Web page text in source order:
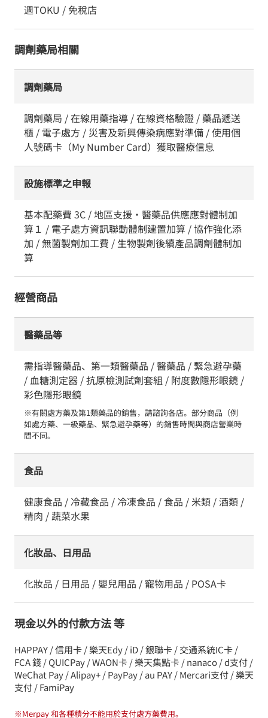
週TOKU / 免稅店
調劑藥局相關
調劑藥局
調劑藥局 / 在線用藥指導 / 在線資格驗證 / 藥品遞送
櫃 / 電子處方 / 災害及新興傳染病應對準備 / 使用個
人號碼卡（My Number Card）獲取醫療信息
設施標準之申報
基本配藥費 3C / 地區支援・醫藥品供應應對體制加
算１ / 電子處方資訊聯動體制建置加算 / 協作強化添
加 / 無菌製劑加工費 / 生物製劑後續產品調劑體制加
算
經營商品
醫藥品等
需指導醫藥品、第一類醫藥品 / 醫藥品 / 緊急避孕藥
/ 血糖測定器 / 抗原檢測試劑套組 / 附度數隱形眼鏡 /
彩色隱形眼鏡
※有關處方藥及第1類藥品的銷售，請諮詢各店。部分商品（例
如處方藥、一級藥品、緊急避孕藥等）的銷售時間與商店營業時
間不同。
食品
健康食品 / 冷藏食品 / 冷凍食品 / 食品 / 米類 / 酒類 /
精肉 / 蔬菜水果
化妝品、日用品
化妝品 / 日用品 / 嬰兒用品 / 寵物用品 / POSA卡
現金以外的付款方法 等
HAPPAY / 信用卡 / 樂天Edy / iD / 銀聯卡 / 交通系統IC卡 /
FCA 錢 / QUICPay / WAON卡 / 樂天集點卡 / nanaco / d支付 /
WeChat Pay / Alipay+ / PayPay / au PAY / Mercari支付 / 樂天
支付 / FamiPay
※Merpay 和各種積分不能用於支付處方藥費用。